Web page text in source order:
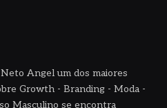
Angel um dos maiores
Growth - Branding - Moda -
Masculino se encontra